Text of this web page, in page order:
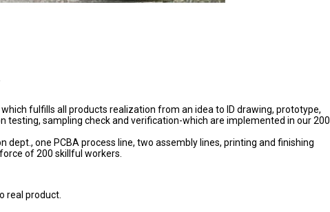
fulfills all products realization from an idea to ID drawing, prototype,
testing, sampling check and verification-which are implemented in our 200
one PCBA process line, two assembly lines, printing and finishing
of 200 skillful workers.
real product.